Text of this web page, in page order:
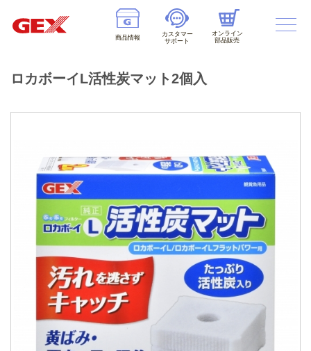
商品情報
カスタマー
サポート
オンライン
部品販売
ロカボーイL活性炭マット2個入